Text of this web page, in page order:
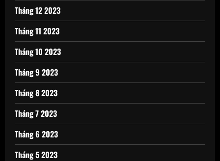
Tháng 12 2023
Tháng 11 2023
Tháng 10 2023
Tháng 9 2023
Tháng 8 2023
Tháng 7 2023
Tháng 6 2023
Tháng 5 2023